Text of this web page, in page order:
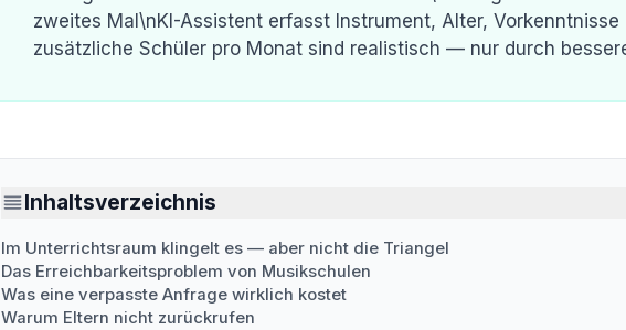
zweites Mal\nKI-Assistent erfasst Instrument, Alter,
zusätzliche Schüler pro Monat sind realistisch — nur durch
Inhaltsverzeichnis
Im Unterrichtsraum klingelt es — aber nicht die Triangel
Das Erreichbarkeitsproblem von Musikschulen
Was eine verpasste Anfrage wirklich kostet
Warum Eltern nicht zurückrufen